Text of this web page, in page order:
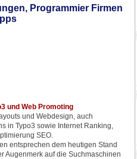
Programmier Firmen
und Web Promoting
und Webdesign, auch
in Typo3 sowie Internet Ranking,
SEO.
entsprechen dem heutigen Stand
Augenmerk auf die Suchmaschinen